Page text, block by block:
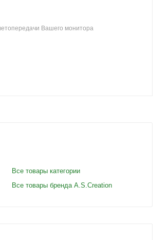
Вашего монитора
Все товары категории
Все товары бренда A.S.Creation